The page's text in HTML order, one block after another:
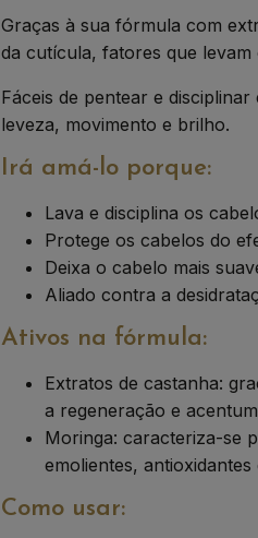
Graças à sua fórmula com
da cutícula, fatores que
Fáceis de pentear e
leveza, movimento e brilho.
Irá amá-lo porque:
Lava e disciplina os
Protege os cabelos do
Deixa o cabelo mais
Aliado contra a
Ativos na fórmula:
Extratos de castanha:
a regeneração e
Moringa: caracteriza-se
emolientes, antioxidantes
Como usar: